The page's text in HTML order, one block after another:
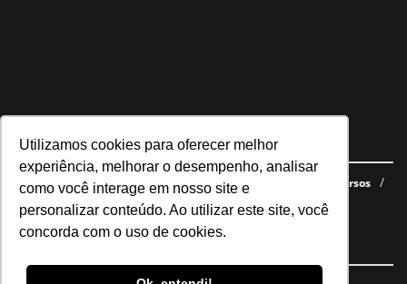
Utilizamos cookies para oferecer melhor
experiência, melhorar o desempenho, analisar
como você interage em nosso site e
personalizar conteúdo. Ao utilizar este site, você
concorda com o uso de cookies.
Navegue no site
Últimas notícias Quem somos E-books gratuitos
Cursos
Política de privacidade